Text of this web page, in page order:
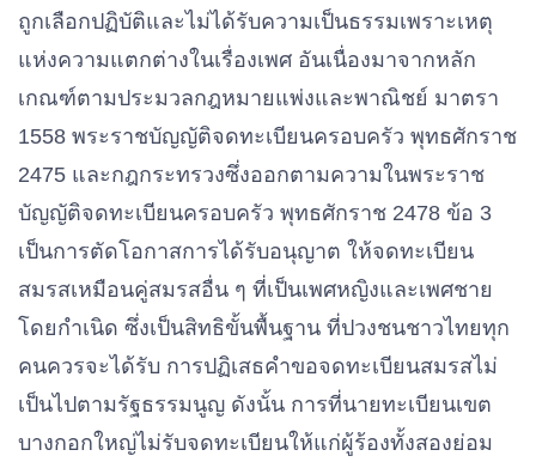
ถูกเลือกปฏิบัติและไม่ได้รับความเป็นธรรมเพราะเหตุ
แห่งความแตกต่างในเรื่องเพศ อันเนื่องมาจากหลัก
เกณฑ์ตามประมวลกฎหมายแพ่งและพาณิชย์ มาตรา
1558 พระราชบัญญัติจดทะเบียนครอบครัว พุทธศักราช
2475 และกฎกระทรวงซึ่งออกตามความในพระราช
บัญญัติจดทะเบียนครอบครัว พุทธศักราช 2478 ข้อ 3
เป็นการตัดโอกาสการได้รับอนุญาต ให้จดทะเบียน
สมรสเหมือนคู่สมรสอื่น ๆ ที่เป็นเพศหญิงและเพศชาย
โดยกําเนิด ซึ่งเป็นสิทธิขั้นพื้นฐาน ที่ปวงชนชาวไทยทุก
คนควรจะได้รับ การปฏิเสธคําขอจดทะเบียนสมรสไม่
เป็นไปตามรัฐธรรมนูญ ดังนั้น การที่นายทะเบียนเขต
บางกอกใหญ่ไม่รับจดทะเบียนให้แก่ผู้ร้องทั้งสองย่อม